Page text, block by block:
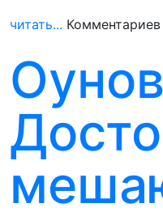
читать... Комментариев